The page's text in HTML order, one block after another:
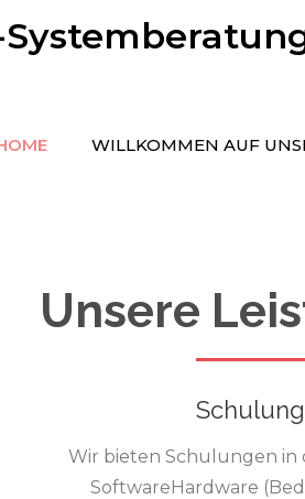
WILLKOMMEN AUF
Unsere
Schulung
Wir bieten Schulungen in
SoftwareHardware